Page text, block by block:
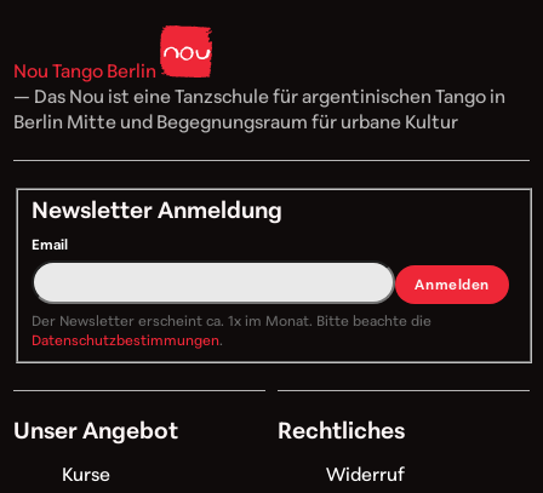
Nou Tango Berlin
— Das Nou ist eine Tanzschule für argentinischen Tango in
Berlin Mitte und Begegnungsraum für urbane Kultur
Newsletter Anmeldung
Email
Anmelden
Der Newsletter erscheint ca. 1x im Monat. Bitte beachte die
Datenschutzbestimmungen.
Unser Angebot
Kurse
Rechtliches
Widerruf